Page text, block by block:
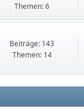
Themen: 6
Beiträge: 143
Themen: 14